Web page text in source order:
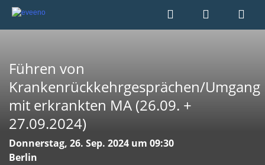
Führen von
Krankenrückkehrgesprächen/Umgang
mit erkrankten MA (26.09. +
27.09.2024)
Donnerstag, 26. Sep. 2024 um 09:30
Berlin